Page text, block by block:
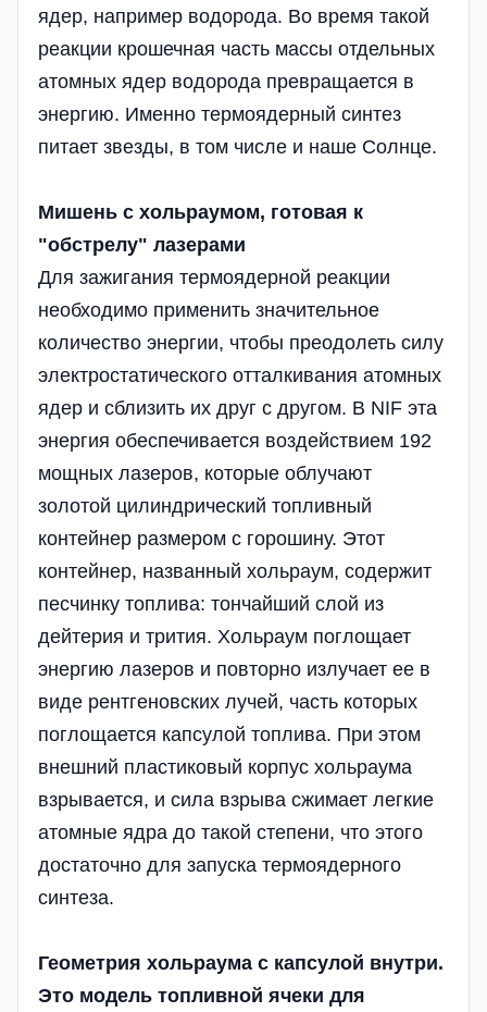
ядер, например водорода. Во время такой
реакции крошечная часть массы отдельных
атомных ядер водорода превращается в
энергию. Именно термоядерный синтез
питает звезды, в том числе и наше Солнце.
Мишень с хольраумом, готовая к
"обстрелу" лазерами
Для зажигания термоядерной реакции
необходимо применить значительное
количество энергии, чтобы преодолеть силу
электростатического отталкивания атомных
ядер и сблизить их друг с другом. В NIF эта
энергия обеспечивается воздействием 192
мощных лазеров, которые облучают
золотой цилиндрический топливный
контейнер размером с горошину. Этот
контейнер, названный хольраум, содержит
песчинку топлива: тончайший слой из
дейтерия и трития. Хольраум поглощает
энергию лазеров и повторно излучает ее в
виде рентгеновских лучей, часть которых
поглощается капсулой топлива. При этом
внешний пластиковый корпус хольраума
взрывается, и сила взрыва сжимает легкие
атомные ядра до такой степени, что этого
достаточно для запуска термоядерного
синтеза.
Геометрия хольраума с капсулой внутри.
Это модель топливной ячеки для